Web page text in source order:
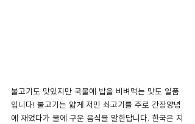
불고기도 맛있지만 국물에 밥을 비벼먹는 맛도 일품
입니다! 불고기는 얇게 저민 쇠고기를 주로 간장양념
에 재었다가 불에 구운 음식을 말한답니다. 한국은 지